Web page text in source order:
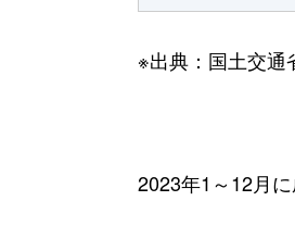
※出典：国土交通
2023年1～12月